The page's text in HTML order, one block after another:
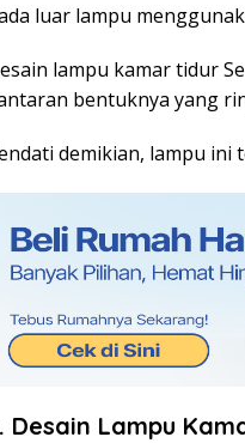
luar lampu
lampu kamar tidur
bentuknya yang
demikian, lampu ini
Desain Lampu